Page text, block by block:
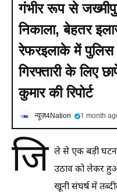
गंभीर रूप से
निकाला, बेहतर
रेफरइलाके में पुलिस
गिरफ्तारी के लिए
कुमार की रिपोर्ट
न्यूज़4Nation 1 month
जि ले से एक बड़ी
उठाव को लेकर
खूनी संघर्ष में